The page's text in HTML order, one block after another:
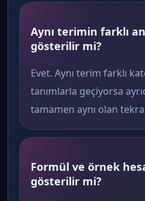
Aynı terimin farklı
gösterilir mi?
Evet. Aynı terim farklı
tanımlarla geçiyorsa
tamamen aynı olan
Formül ve örnek
gösterilir mi?